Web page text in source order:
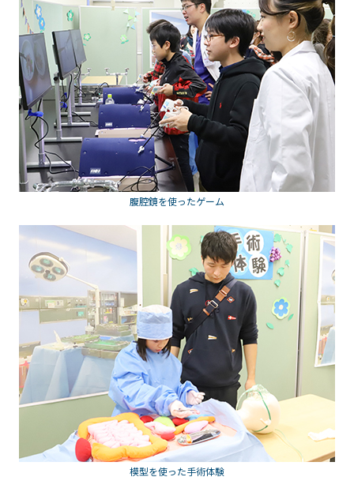
腹腔鏡を使ったゲーム
模型を使った手術体験